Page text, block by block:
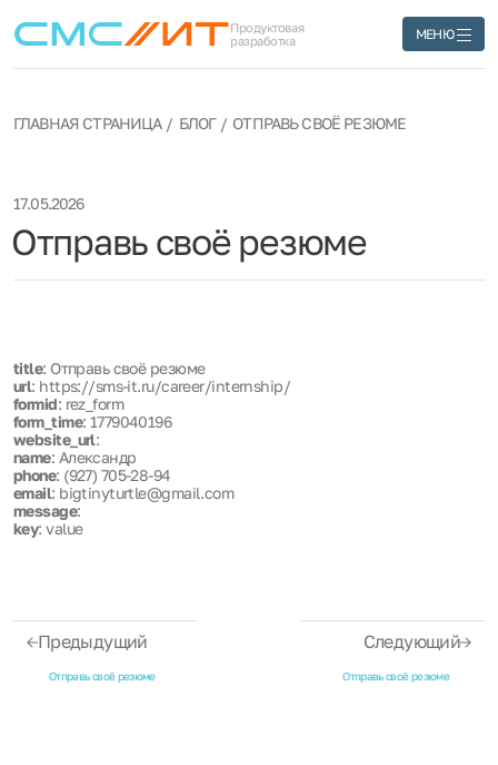
Продуктовая
разработка
МЕНЮ
ГЛАВНАЯ СТРАНИЦА БЛОГ ОТПРАВЬ СВОЁ РЕЗЮМЕ
Отправь своё резюме
17.05.2026
title: Отправь своё резюме
url: https://sms-it.ru/career/internship/
formid: rez_form
form_time: 1779040196
website_url:
name: Александр
phone: (927) 705-28-94
email: bigtinyturtle@gmail.com
message:
key: value
Предыдущий
Отправь своё резюме
Следующий
Отправь своё резюме